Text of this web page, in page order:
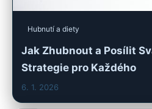
Hubnutí a diety
Jak Zhubnout a Posílit
Strategie pro Každého
6. 1. 2026